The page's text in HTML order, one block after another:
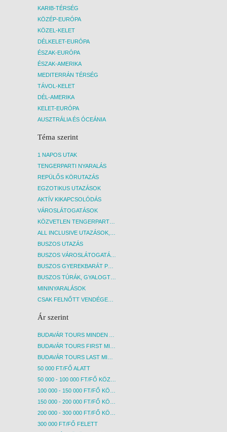
KARIB-TÉRSÉG
KÖZÉP-EURÓPA
KÖZEL-KELET
DÉLKELET-EURÓPA
ÉSZAK-EURÓPA
ÉSZAK-AMERIKA
MEDITERRÁN TÉRSÉG
TÁVOL-KELET
DÉL-AMERIKA
KELET-EURÓPA
AUSZTRÁLIA ÉS ÓCEÁNIA
Téma szerint
1 NAPOS UTAK
TENGERPARTI NYARALÁS
REPÜLŐS KÖRUTAZÁS
EGZOTIKUS UTAZÁSOK
AKTÍV KIKAPCSOLÓDÁS
VÁROSLÁTOGATÁSOK
KÖZVETLEN TENGERPARTI SZÁLLÁSOK
ALL INCLUSIVE UTAZÁSOK, NYARALÁSOK
BUSZOS UTAZÁS
BUSZOS VÁROSLÁTOGATÁSOK
BUSZOS GYEREKBARÁT PROGRAMOK
BUSZOS TÚRÁK, GYALOGTÚRÁK
MININYARALÁSOK
CSAK FELNŐTT VENDÉGEKET FOGADÓ SZÁLLÁSOK
Ár szerint
BUDAVÁR TOURS MINDEN AKCIÓS ÚT
BUDAVÁR TOURS FIRST MINUTE AKCIÓS UTAK
BUDAVÁR TOURS LAST MINUTE AKCIÓS UTAK
50 000 FT/FŐ ALATT
50 000 - 100 000 FT/FŐ KÖZÖTT
100 000 - 150 000 FT/FŐ KÖZÖTT
150 000 - 200 000 FT/FŐ KÖZÖTT
200 000 - 300 000 FT/FŐ KÖZÖTT
300 000 FT/FŐ FELETT